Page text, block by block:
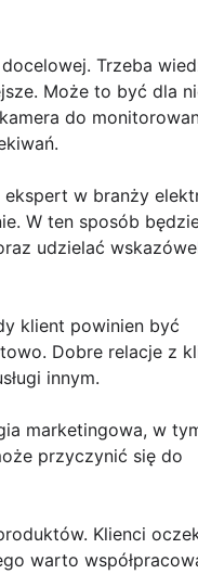
Trzeba
Może to być dla
do
w branży
W ten sposób
udzielać
klient powinien być
Dobre relacje z
innym.
marketingowa, w
przyczynić się do
Klienci
warto